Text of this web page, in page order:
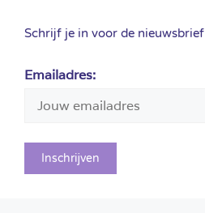
Schrijf je in voor de nieuwsbrief
Emailadres: